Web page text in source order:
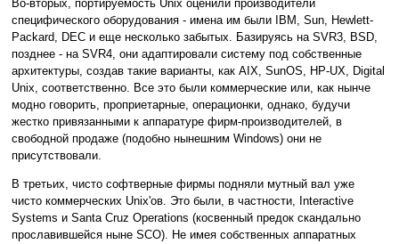
Во-вторых, портируемость Unix оценили производители
специфического оборудования - имена им были IBM, Sun, Hewlett-
Packard, DEC и еще несколько забытых. Базируясь на SVR3, BSD,
позднее - на SVR4, они адаптировали систему под собственные
архитектуры, создав такие варианты, как AIX, SunOS, HP-UX, Digital
Unix, соответственно. Все это были коммерческие или, как нынче
модно говорить, проприетарные, операционки, однако, будучи
жестко привязанными к аппаратуре фирм-производителей, в
свободной продаже (подобно нынешним Windows) они не
присутствовали.
В третьих, чисто софтверные фирмы подняли мутный вал уже
чисто коммерческих Unix'ов. Это были, в частности, Interactive
Systems и Santa Cruz Operations (косвенный предок скандально
прославившейся ныне SCO). Не имея собственных аппаратных